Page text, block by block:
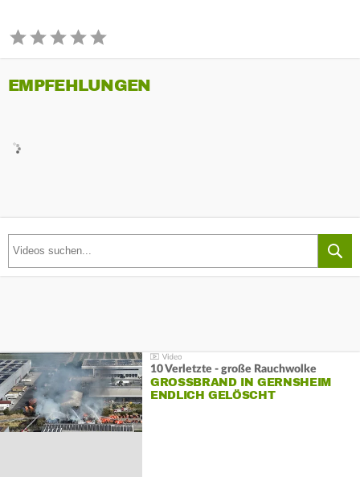
EMPFEHLUNGEN
10 Verletzte - große Rauchwolke
GROSSBRAND IN GERNSHEIM E
NDLICH GELÖSCHT